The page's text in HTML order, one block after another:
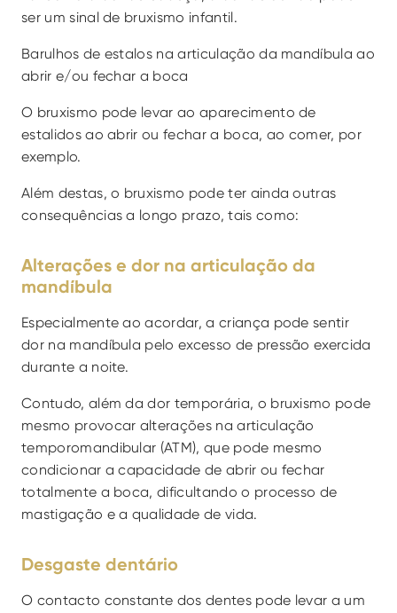
ser um sinal de bruxismo infantil.
Barulhos de estalos na articulação da mandíbula ao
abrir e/ou fechar a boca
O bruxismo pode levar ao aparecimento de
estalidos ao abrir ou fechar a boca, ao comer, por
exemplo.
Além destas, o bruxismo pode ter ainda outras
consequências a longo prazo, tais como:
Alterações e dor na articulação da
mandíbula
Especialmente ao acordar, a criança pode sentir
dor na mandíbula pelo excesso de pressão exercida
durante a noite.
Contudo, além da dor temporária, o bruxismo pode
mesmo provocar alterações na articulação
temporomandibular (ATM), que pode mesmo
condicionar a capacidade de abrir ou fechar
totalmente a boca, dificultando o processo de
mastigação e a qualidade de vida.
Desgaste dentário
O contacto constante dos dentes pode levar a um